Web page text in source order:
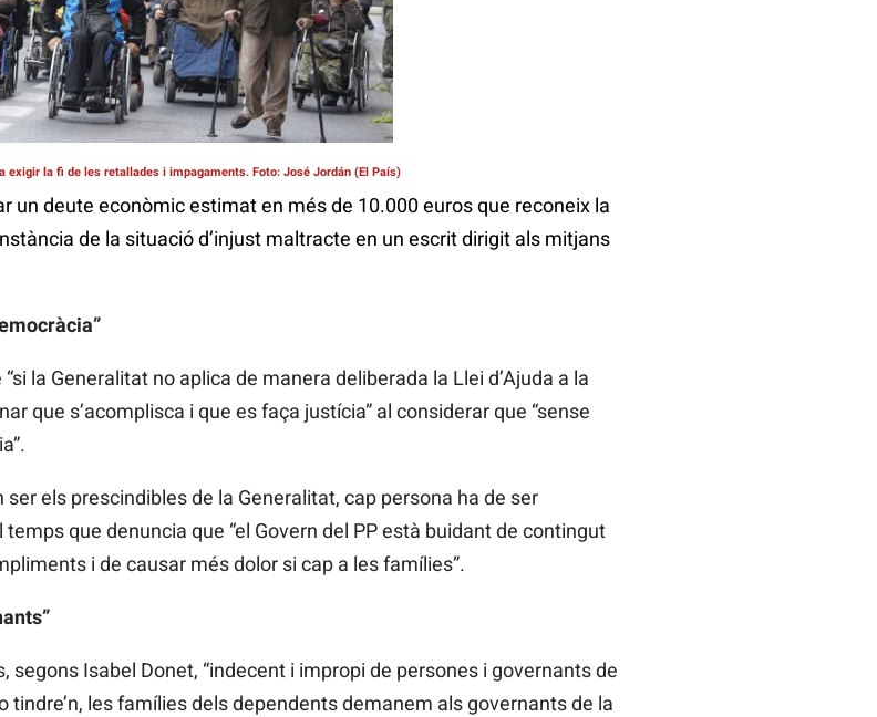
exigir la fi de les retallades i impagaments. Foto: José Jordán (El País)
un deute econòmic estimat en més de 10.000 euros que reconeix la
de la situació d’injust maltracte en un escrit dirigit als mitjans
la Generalitat no aplica de manera deliberada la Llei d’Ajuda a la
que s’acomplisca i que es faça justícia” al considerar que “sense
els prescindibles de la Generalitat, cap persona ha de ser
que denuncia que “el Govern del PP està buidant de contingut
i de causar més dolor si cap a les famílies”.
Isabel Donet, “indecent i impropi de persones i governants de
tindre’n, les famílies dels dependents demanem als governants de la